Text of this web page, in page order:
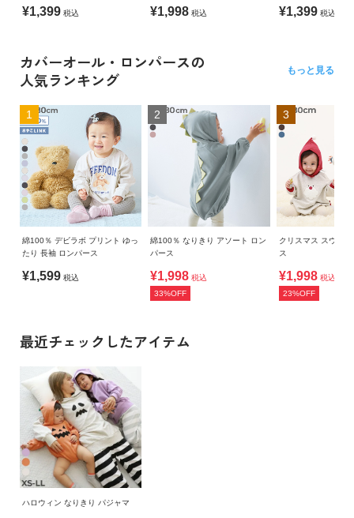
¥1,399 税込 ¥1,998 税込 ¥1,399 税込
カバーオール・ロンパースの
人気ランキング
もっと見る
1
綿100％ デビラボ プリント ゆっ
たり 長袖 ロンパース
¥1,599 税込
2
綿100％ なりきり アソート ロン
パース
¥1,998 税込
33%OFF
3
クリスマス スウェ
ス
¥1,998 税込
23%OFF
最近チェックしたアイテム
ハロウィン なりきり パジャマ